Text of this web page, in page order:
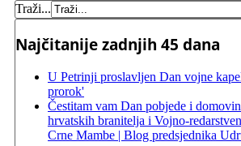
Traži...
Najčitanije zadnjih 45 dana
U Petrinji proslavljen Dan vojne
prorok'
Čestitam vam Dan pobjede i
hrvatskih branitelja i Vojno-
Crne Mambe | Blog predsjednika